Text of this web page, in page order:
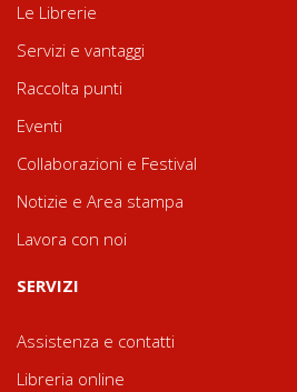
Le Librerie
Servizi e vantaggi
Raccolta punti
Eventi
Collaborazioni e Festival
Notizie e Area stampa
Lavora con noi
SERVIZI
Assistenza e contatti
Libreria online